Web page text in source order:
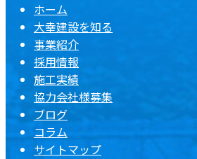
ホーム
大幸建設を知る
事業紹介
採用情報
施工実績
協力会社様募集
ブログ
コラム
サイトマップ